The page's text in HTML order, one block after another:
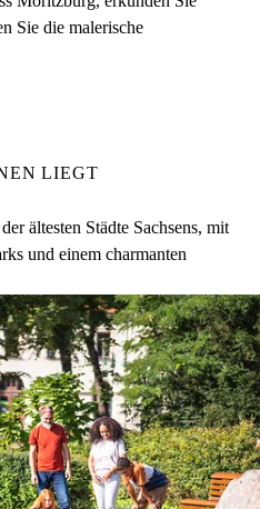
Sie die malerische
LIEGT
ältesten Städte Sachsens, mit
und einem charmanten